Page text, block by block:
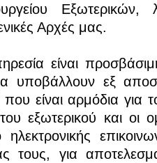
Εξωτερικών,
Αρχές μας.
είναι
υποβάλλουν εξ
είναι αρμόδια για
εξωτερικού και οι
τους, για